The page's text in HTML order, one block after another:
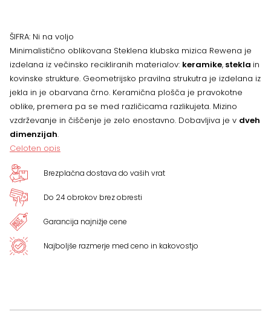
ŠIFRA: Ni na voljo
Minimalistično oblikovana Steklena klubska mizica Rewena je
izdelana iz večinsko recikliranih materialov: keramike, stekla in
kovinske strukture. Geometrijsko pravilna strukutra je izdelana iz
jekla in je obarvana črno. Keramična plošča je pravokotne
oblike, premera pa se med različicama razlikujeta. Mizino
vzdrževanje in čiščenje je zelo enostavno. Dobavljiva je v dveh
dimenzijah.
Celoten opis
Brezplačna dostava do vaših vrat
Do 24 obrokov brez obresti
Garancija najnižje cene
Najboljše razmerje med ceno in kakovostjo